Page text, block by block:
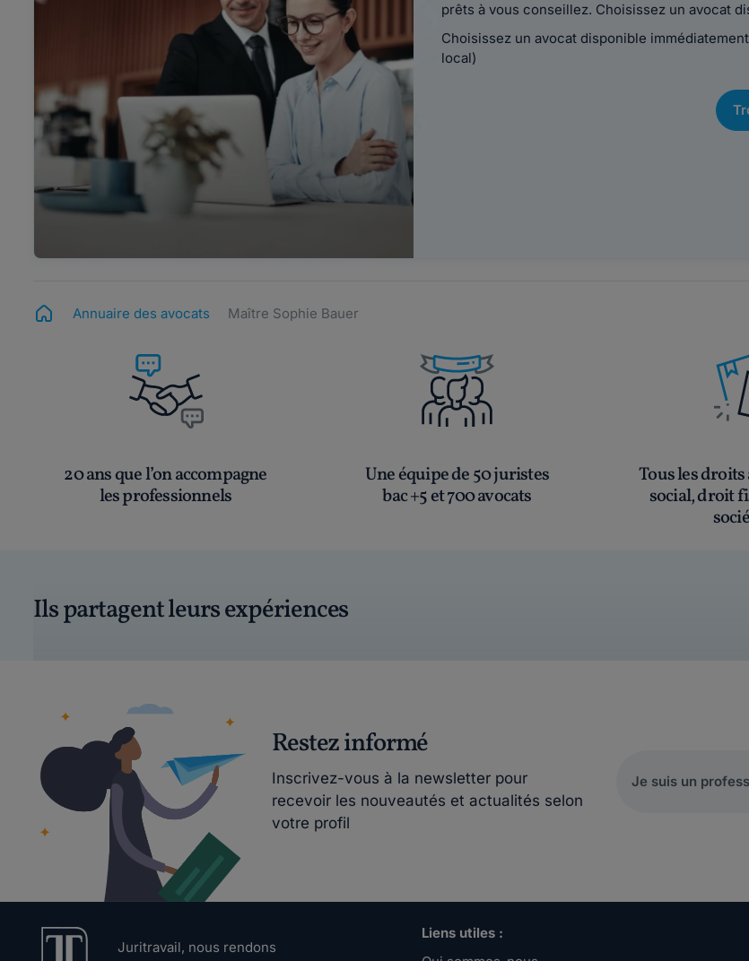
prêts à vous conseillez. Choisissez un avocat
Choisissez un avocat disponible
local)
Annuaire des avocats Maître Sophie Bauer
20 ans que l’on accompagne
les professionnels
Une équipe de 50 juristes
bac +5 et 700 avocats
Tous les droits
social, droit
Ils partagent leurs expériences
Restez informé
Inscrivez-vous à la newsletter pour
recevoir les nouveautés et actualités selon
votre profil
Juritravail, nous rendons
Liens utiles :